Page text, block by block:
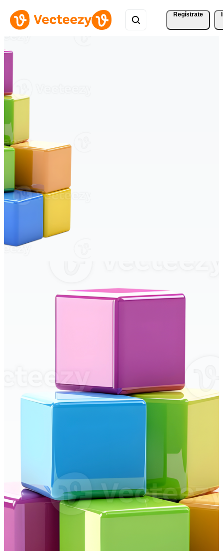
Regístrate